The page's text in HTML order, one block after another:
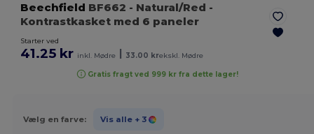
Beechfield BF662 - Natural/Red -
Kontrastkasket med 6 paneler
Starter ved
41.25 kr inkl. Mødre 33.00 krekskl. Mødre
Gratis fragt ved 999 kr fra dette lager!
Vælg en farve: Vis alle + 3